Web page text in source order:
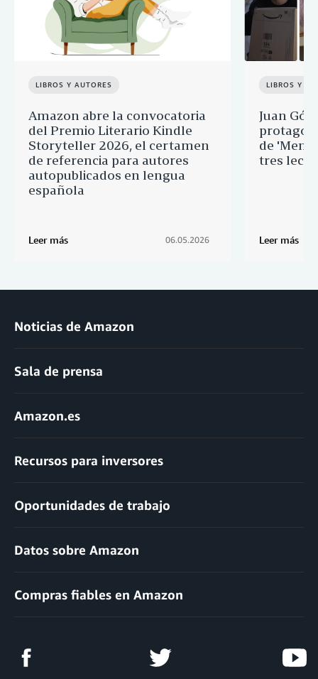
LIBROS Y AUTORES
Amazon abre la convocatoria
del Premio Literario Kindle
Storyteller 2026, el certamen
de referencia para autores
autopublicados en lengua
española
Leer más 06.05.2026
LIBROS Y
Juan
de
tres
Leer más
Noticias de Amazon
Sala de prensa
Amazon.es
Recursos para inversores
Oportunidades de trabajo
Datos sobre Amazon
Compras fiables en Amazon